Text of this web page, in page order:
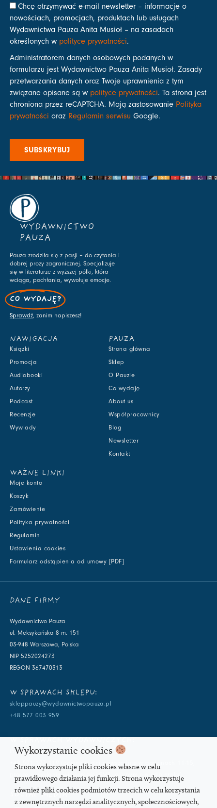
Chcę otrzymywać e-mail newsletter – informacje o
nowościach, promocjach, produktach lub usługach
Wydawnictwa Pauza Anita Musioł – na zasadach
określonych w polityce prywatności.
Administratorem danych osobowych podanych w
formularzu jest Wydawnictwo Pauza Anita Musioł. Zasady
przetwarzania danych oraz Twoje uprawnienia z tym
związane opisane są w polityce prywatności. Ta strona jest
chroniona przez reCAPTCHA. Mają zastosowanie Polityka
prywatności oraz Regulamin serwisu Google.
SUBSKRYBUJ
WYDAWNICTWO
PAUZA
Pauza zrodziła się z pasji – do czytania i
dobrej prozy zagranicznej. Specjalizuje
się w literaturze z wyższej półki, która
wciąga, pochłania, wywołuje emocje.
CO WYDAJĘ?
Sprawdź, zanim napiszesz!
NAWIGACJA
Książki
Promocja
Audiobooki
Autorzy
Podcast
Recenzje
Wywiady
PAUZA
Strona główna
Sklep
O Pauzie
Co wydaję
About us
Współpracownicy
Blog
Newsletter
Kontakt
WAŻNE LINKI
Moje konto
Koszyk
Zamówienie
Polityka prywatności
Regulamin
Ustawienia cookies
Formularz odstąpienia od umowy [PDF]
DANE FIRMY
Wydawnictwo Pauza
ul. Meksykańska 8 m. 151
03-948 Warszawa, Polska
NIP 5252024273
REGON 367470313
W SPRAWACH SKLEPU:
skleppauzy@wydawnictwopauza.pl
+48 577 003 959
info@wydawnictwopauza.pl
+48 501 177 119 (czynny w dni powszednie w godzinach 11-15,
proszę o wysłanie wiadomości SMS, gdybym nie odbierała)
SOCIAL MEDIA
Wykorzystanie cookies
Strona wykorzystuje pliki cookies własne w celu
prawidłowego działania jej funkcji. Strona wykorzystuje
również pliki cookies podmiotów trzecich w celu korzystania
z zewnętrznych narzędzi analitycznych, społecznościowych,